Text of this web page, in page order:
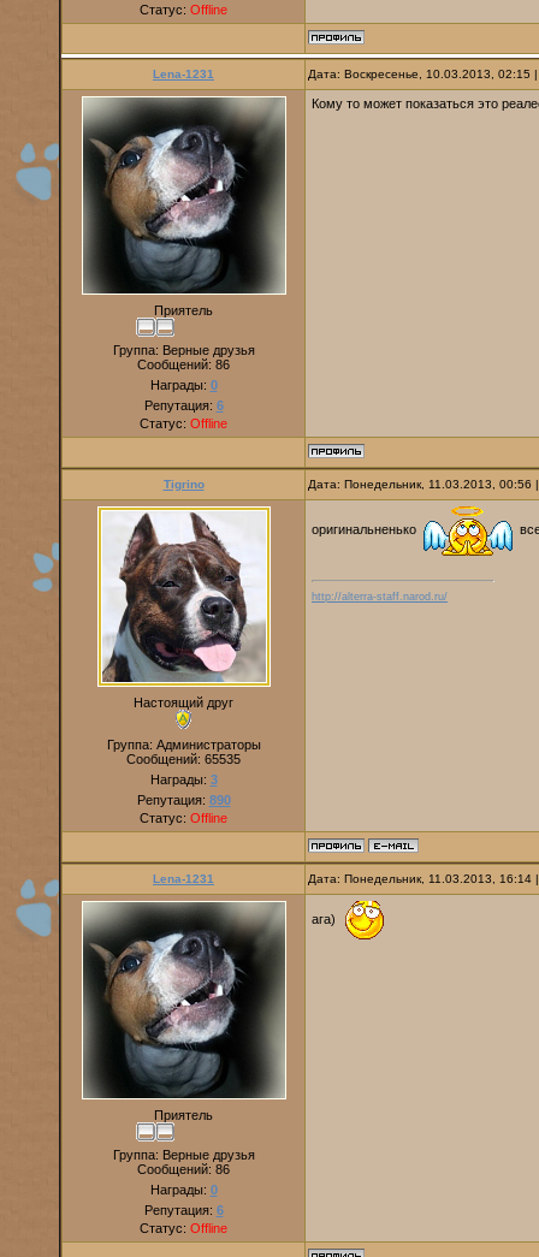
Статус: Offline
Lena-1231 Дата: Воскресенье, 10.03.2013,
Приятель
Группа: Верные друзья
Сообщений: 86
Награды: 0
Репутация: 6
Статус: Offline
Кому то может показаться это
Tigrino Дата: Понедельник, 11.03.2013,
Настоящий друг
Группа: Администраторы
Сообщений: 65535
Награды: 3
Репутация: 890
Статус: Offline
оригинальненько
http://alterra-staff.narod.ru/
Lena-1231 Дата: Понедельник, 11.03.2013,
Приятель
Группа: Верные друзья
Сообщений: 86
Награды: 0
Репутация: 6
Статус: Offline
ага)